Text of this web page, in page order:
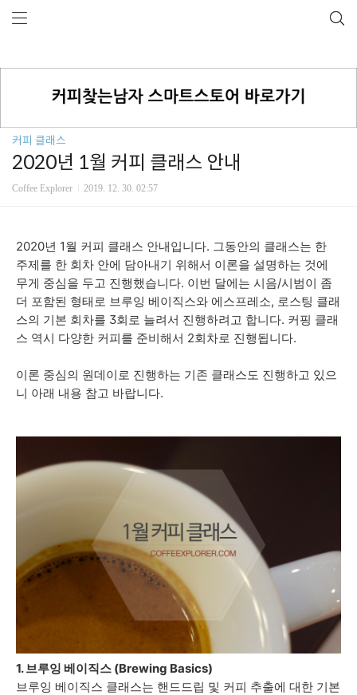
커피 클래스
2020년 1월 커피 클래스 안내
Coffee Explorer 2019. 12. 30. 02:57
2020년 1월 커피 클래스 안내입니다. 그동안의 클래스는 한
주제를 한 회차 안에 담아내기 위해서 이론을 설명하는 것에
무게 중심을 두고 진행했습니다. 이번 달에는 시음/시범이 좀
더 포함된 형태로 브루잉 베이직스와 에스프레소, 로스팅 클래
스의 기본 회차를 3회로 늘려서 진행하려고 합니다. 커핑 클래
스 역시 다양한 커피를 준비해서 2회차로 진행됩니다.
이론 중심의 원데이로 진행하는 기존 클래스도 진행하고 있으
니 아래 내용 참고 바랍니다.
1. 브루잉 베이직스 (Brewing Basics)
브루잉 베이직스 클래스는 핸드드립 및 커피 추출에 대한 기본